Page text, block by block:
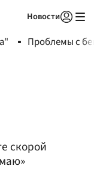
Новости
Проблемы с
скорой